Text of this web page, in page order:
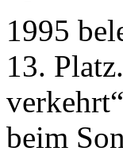
1995
13.
beim